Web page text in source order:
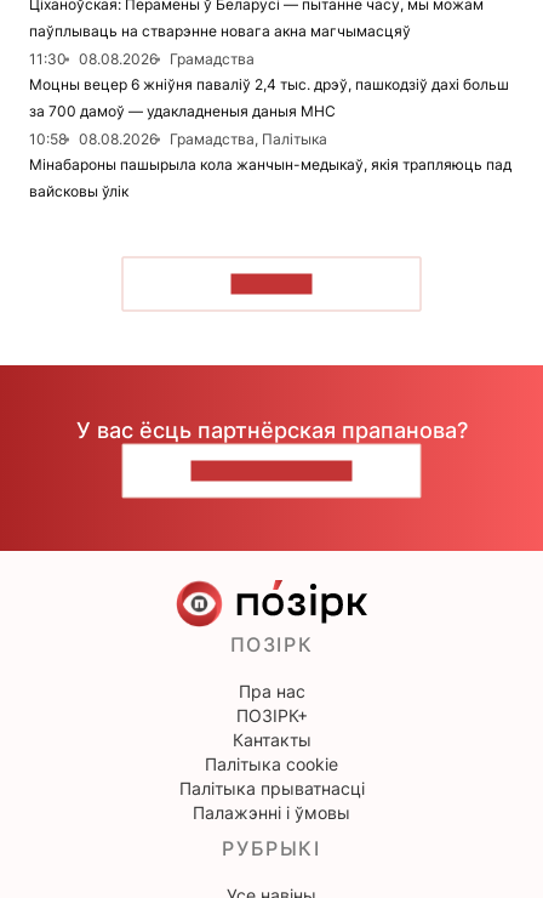
Ціханоўская: Перамены ў Беларусі — пытанне часу, мы можам
паўплываць на стварэнне новага акна магчымасцяў
11:30
08.08.2026
Грамадства
Моцны вецер 6 жніўня паваліў 2,4 тыс. дрэў, пашкодзіў дахі больш
за 700 дамоў — удакладненыя даныя МНС
10:58
08.08.2026
Грамадства, Палітыка
Мінабароны пашырыла кола жанчын-медыкаў, якія трапляюць пад
вайсковы ўлік
У вас ёсць партнёрская прапанова?
ПОЗІРК
Пра нас
ПОЗІРК+
Кантакты
Палітыка cookie
Палітыка прыватнасці
Палажэнні і ўмовы
РУБРЫКІ